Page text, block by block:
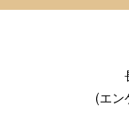
(エン